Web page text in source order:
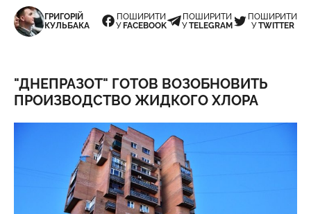
ГРИГОРІЙ
КУЛЬБАКА
ПОШИРИТИ
У FACEBOOK
ПОШИРИТИ
УTELEGRAM
ПОШИРИТИ
УTWITTER
"ДНЕПРАЗОТ" ГОТОВ ВОЗОБНОВИТЬ
ПРОИЗВОДСТВО ЖИДКОГО ХЛОРА